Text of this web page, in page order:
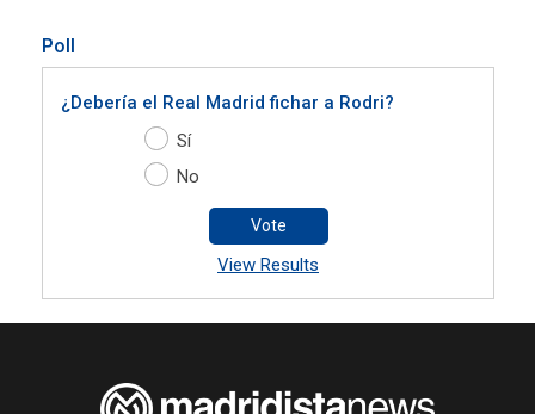
Poll
¿Debería el Real Madrid fichar a Rodri?
Sí
No
Vote
View Results